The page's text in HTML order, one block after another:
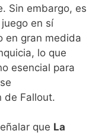
Sin embargo, es
en sí
en gran medida
lo que
esencial para
de Fallout.
que La